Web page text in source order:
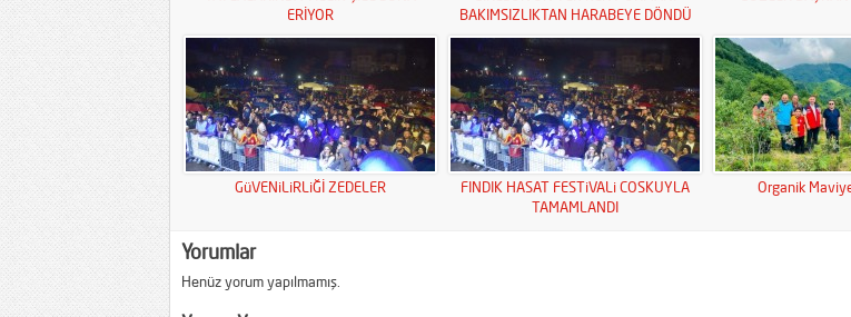
ERİYOR
BAKIMSIZLIKTAN HARABEYE DÖNDÜ
GüVENiLiRLiĞİ ZEDELER
FINDIK HASAT FESTiVALi COSKUYLA
TAMAMLANDI
Organik
Yorumlar
Henüz yorum yapılmamış.